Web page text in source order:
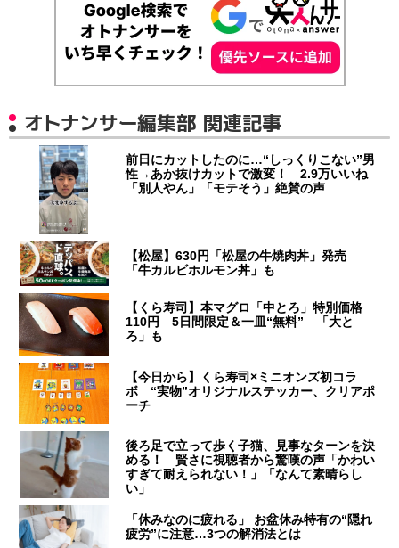
オトナンサー編集部 関連記事
前日にカットしたのに…“しっくりこない”男
性→あか抜けカットで激変！ 2.9万いいね
「別人やん」「モテそう」絶賛の声
【松屋】630円「松屋の牛焼肉丼」発売
「牛カルビホルモン丼」も
【くら寿司】本マグロ「中とろ」特別価格
110円 5日間限定＆一皿“無料” 「大と
ろ」も
【今日から】くら寿司×ミニオンズ初コラ
ボ “実物”オリジナルステッカー、クリアポ
ーチ
後ろ足で立って歩く子猫、見事なターンを決
める！ 賢さに視聴者から驚嘆の声「かわい
すぎて耐えられない！」「なんて素晴らし
い」
「休みなのに疲れる」 お盆休み特有の“隠れ
疲労”に注意…3つの解消法とは